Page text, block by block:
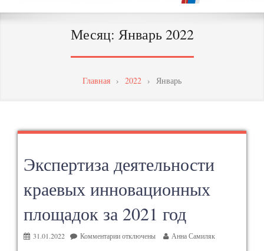
ЦЕНТР НЕПРЕРЫВНОГО
ПОВЫШЕНИЯ
ПРОФЕССИОНАЛЬНОГО
МАСТЕРСТВА
РАБОТНИКОВ
ЦНППМ
Месяц: Январь 2022
Главная › 2022 › Январь
Экспертиза деятельности
краевых инновационных
площадок за 2021 год
31.01.2022 Комментарииотключены Анна Самиляк